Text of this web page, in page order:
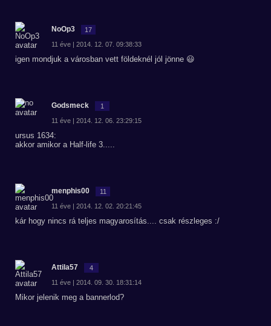
NoOp3 17
11 éve | 2014. 12. 07. 09:38:33
igen mondjuk a városban vett földeknél jól jönne 😃
Godsmeck 1
11 éve | 2014. 12. 06. 23:29:15
ursus 1634:
akkor amikor a Half-life 3.....
menphis00 11
11 éve | 2014. 12. 02. 20:21:45
kár hogy nincs rá teljes magyarosítás.... csak részleges :/
Attila57 4
11 éve | 2014. 09. 30. 18:31:14
Mikor jelenik meg a bannerlod?